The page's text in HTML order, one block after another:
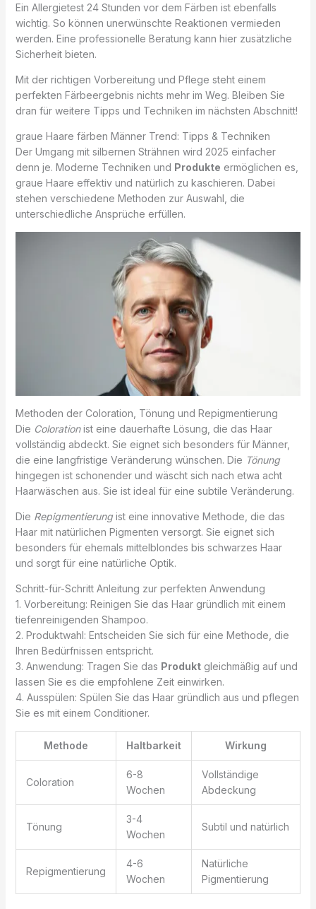
Ein Allergietest 24 Stunden vor dem Färben ist ebenfalls
wichtig. So können unerwünschte Reaktionen vermieden
werden. Eine professionelle Beratung kann hier zusätzliche
Sicherheit bieten.
Mit der richtigen Vorbereitung und Pflege steht einem
perfekten Färbeergebnis nichts mehr im Weg. Bleiben Sie
dran für weitere Tipps und Techniken im nächsten Abschnitt!
graue Haare färben Männer Trend: Tipps & Techniken
Der Umgang mit silbernen Strähnen wird 2025 einfacher
denn je. Moderne Techniken und Produkte ermöglichen es,
graue Haare effektiv und natürlich zu kaschieren. Dabei
stehen verschiedene Methoden zur Auswahl, die
unterschiedliche Ansprüche erfüllen.
Methoden der Coloration, Tönung und Repigmentierung
Die Colorationist eine dauerhafte Lösung, die das Haar
vollständig abdeckt. Sie eignet sich besonders für Männer,
die eine langfristige Veränderung wünschen. Die Tönung
hingegen ist schonender und wäscht sich nach etwa acht
Haarwäschen aus. Sie ist ideal für eine subtile Veränderung.
Die Repigmentierungist eine innovative Methode, die das
Haar mit natürlichen Pigmenten versorgt. Sie eignet sich
besonders für ehemals mittelblondes bis schwarzes Haar
und sorgt für eine natürliche Optik.
Schritt-für-Schritt Anleitung zur perfekten Anwendung
1. Vorbereitung: Reinigen Sie das Haar gründlich mit einem
tiefenreinigenden Shampoo.
2. Produktwahl: Entscheiden Sie sich für eine Methode, die
Ihren Bedürfnissen entspricht.
3. Anwendung: Tragen Sie das Produktgleichmäßig auf und
lassen Sie es die empfohlene Zeit einwirken.
4. Ausspülen: Spülen Sie das Haar gründlich aus und pflegen
Sie es mit einem Conditioner.
Methode Haltbarkeit Wirkung
Coloration
6-8
Wochen
Vollständige
Abdeckung
Tönung
3-4
Wochen
Subtil und natürlich
Repigmentierung
4-6
Wochen
Natürliche
Pigmentierung